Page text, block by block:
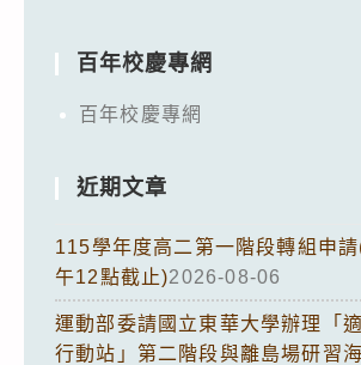
百年校慶專網
百年校慶專網
近期文章
115學年度高二第一階段轉組申
午12點截止)2026-08-06
運動部委請國立東華大學辦理「
行動站」第二階段與離島場研習